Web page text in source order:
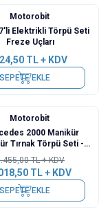
Motorobit
Elektrikli Törpü Seti
Freze Uçları
TL + KDV
SEPETE EKLE
Motorobit
2000 Manikür
Tırnak Törpü Seti -
Pembe
TL + KDV
TL + KDV
SEPETE EKLE